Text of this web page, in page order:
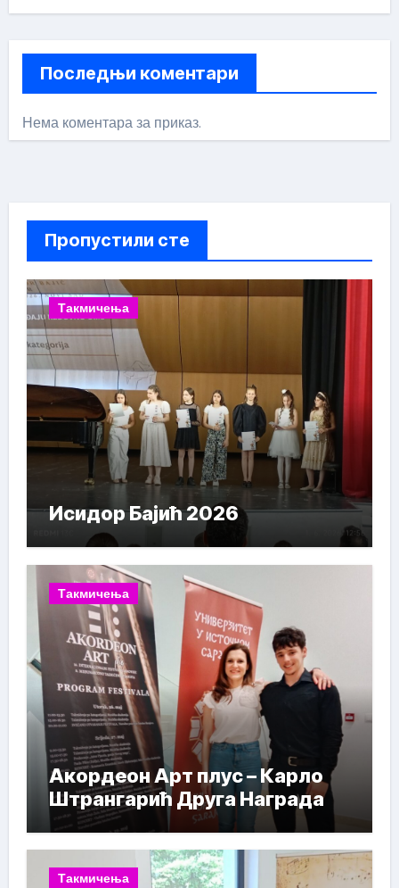
Последњи коментари
Нема коментара за приказ.
Пропустили сте
Такмичења
Исидор Бајић 2026
Такмичења
Акордеон Арт плус – Карло
Штрангарић Друга Награда
Такмичења